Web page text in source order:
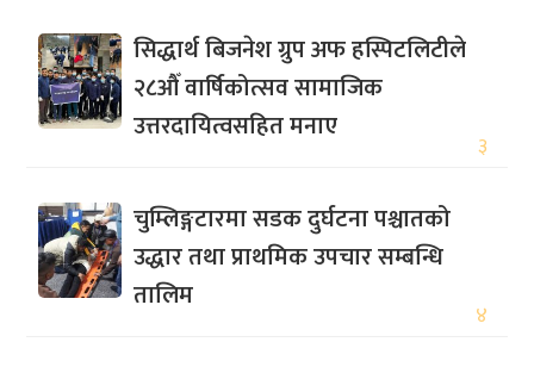
सिद्धार्थ बिजनेश ग्रुप अफ हस्पिटलिटीले
२८औँ वार्षिकोत्सव सामाजिक
उत्तरदायित्वसहित मनाए
३
चुम्लिङ्गटारमा सडक दुर्घटना पश्चातको
उद्धार तथा प्राथमिक उपचार सम्बन्धि
तालिम
४